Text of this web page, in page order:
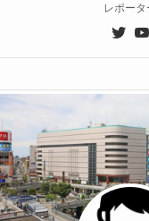
レポータ